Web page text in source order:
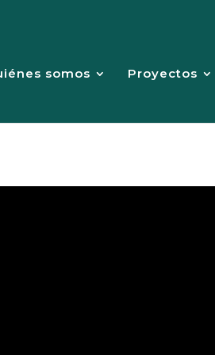
somos Proyectos